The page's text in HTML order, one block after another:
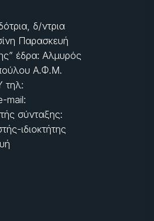
δ/ντρια
Παρασκευή
έδρα: Αλμυρός
Α.Φ.Μ.
τηλ:
mail:
σύνταξης:
ιδιοκτήτης